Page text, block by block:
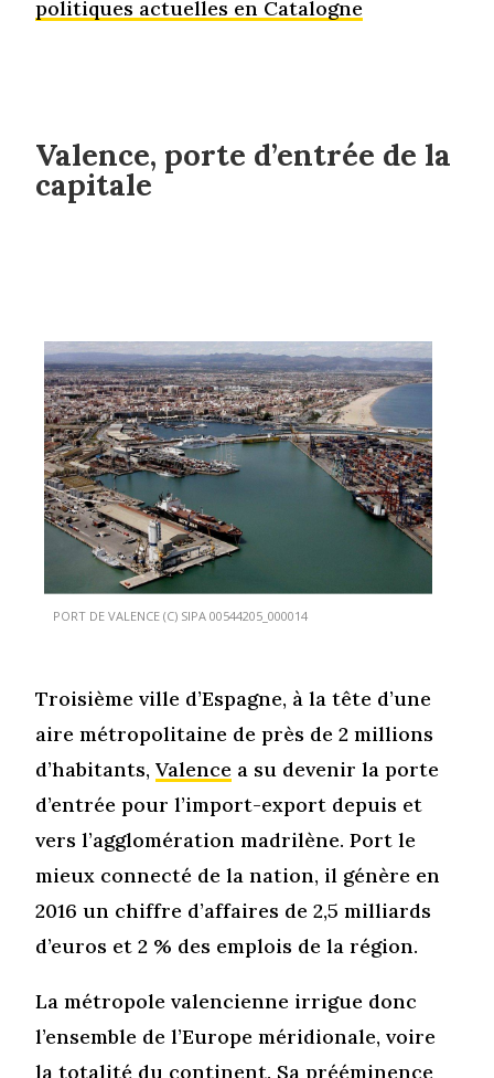
politiques actuelles en Catalogne
Valence, porte d’entrée de la
capitale
PORT DE VALENCE (C) SIPA 00544205_000014
Troisième ville d’Espagne, à la tête d’une
aire métropolitaine de près de 2 millions
d’habitants,Valence a su devenir la porte
d’entrée pour l’import-export depuis et
vers l’agglomération madrilène. Port le
mieux connecté de la nation, il génère en
2016 un chiffre d’affaires de 2,5 milliards
d’euros et 2 % des emplois de la région.
La métropole valencienne irrigue donc
l’ensemble de l’Europe méridionale, voire
la totalité du continent. Sa prééminence